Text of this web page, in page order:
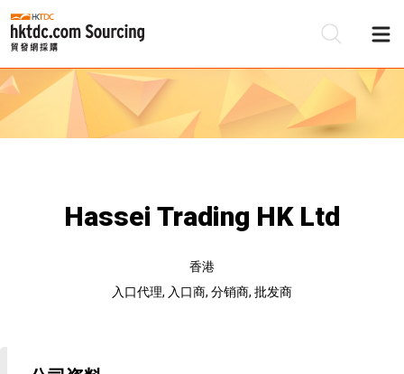
Hassei Trading HK Ltd
香港
入口代理, 入口商, 分销商, 批发商